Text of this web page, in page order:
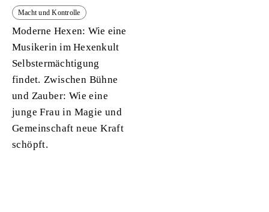
Macht und Kontrolle
Moderne Hexen: Wie eine
Musikerin im Hexenkult
Selbstermächtigung
findet. Zwischen Bühne
und Zauber: Wie eine
junge Frau in Magie und
Gemeinschaft neue Kraft
schöpft.